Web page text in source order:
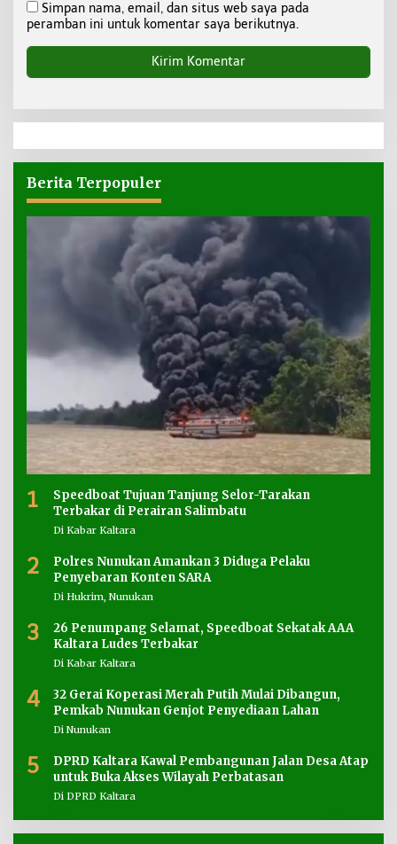
Simpan nama, email, dan situs web saya pada
peramban ini untuk komentar saya berikutnya.
Berita Terpopuler
1
Speedboat Tujuan Tanjung Selor-Tarakan
Terbakar di Perairan Salimbatu
Di Kabar Kaltara
2
Polres Nunukan Amankan 3 Diduga Pelaku
Penyebaran Konten SARA
Di Hukrim, Nunukan
3
26 Penumpang Selamat, Speedboat Sekatak AAA
Kaltara Ludes Terbakar
Di Kabar Kaltara
4
32 Gerai Koperasi Merah Putih Mulai Dibangun,
Pemkab Nunukan Genjot Penyediaan Lahan
Di Nunukan
5
DPRD Kaltara Kawal Pembangunan Jalan Desa Atap
untuk Buka Akses Wilayah Perbatasan
Di DPRD Kaltara